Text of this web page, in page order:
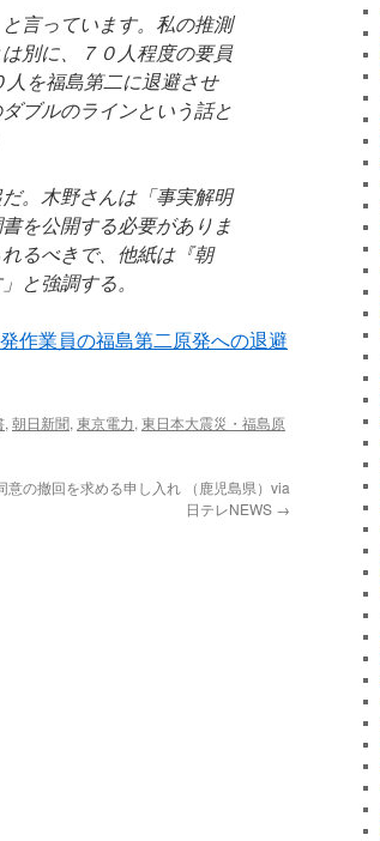
言っています。私の推測
別に、７０人程度の要員
を福島第二に退避させ
ブルのラインという話と
。木野さんは「事実解明
を公開する必要がありま
るべきで、他紙は『朝
と強調する。
作業員の福島第二原発への退避
, 朝日新聞, 東京電力, 東日本大震災・福島原
意の撤回を求める申し入れ （鹿児島県）via
日テレNEWS →